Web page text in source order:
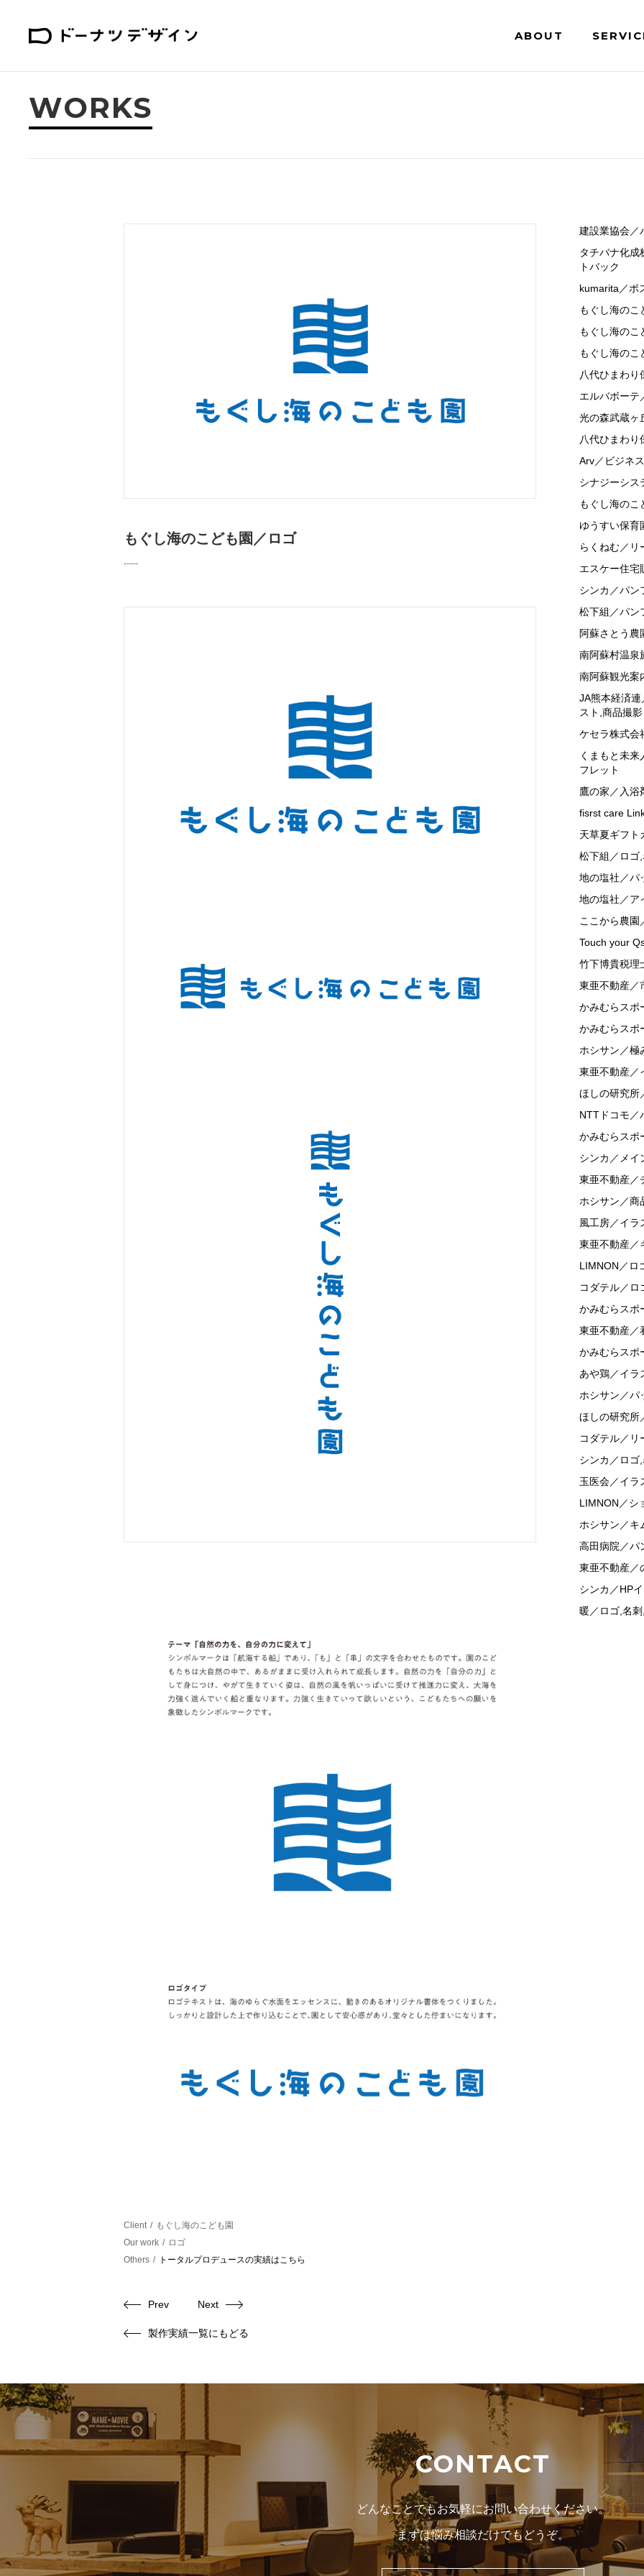
ABOUT
WORKS
もぐし海のこども園／ロゴ
-----
Client
もぐし海のこども園
Our work
ロゴ
Others
トータルプロデュースの実績はこちら
Prev Next
製作実績一覧にもどる
建設業協会／
タチバナ化成
トバック
kumarita／ポ
もぐし海のこ
もぐし海のこ
もぐし海のこ
八代ひまわり
エルバボーテ
光の森武蔵ヶ
八代ひまわり
Arv／ビジネ
シナジーシス
もぐし海のこ
ゆうすい保育
らくねむ／リ
エスケー住宅
シンカ／パン
松下組／パン
阿蘇さとう農
南阿蘇村温泉
南阿蘇観光案
JA熊本経済
スト,商品撮影
ケセラ株式会
くまもと未
フレット
鷹の家／入浴
fisrst care
天草夏ギフト
松下組／ロゴ
地の塩社／
地の塩社／ア
ここから農園
Touch your
竹下博貴税理
東亜不動産／
かみむらスポ
かみむらスポ
ホシサン／極
東亜不動産／
ほしの研究所
NTTドコモ／
かみむらスポ
シンカ／メイ
東亜不動産／
ホシサン／商
風工房／イラ
東亜不動産／
LIMNON／ロ
コダテル／ロ
かみむらスポ
東亜不動産／
かみむらスポ
あや鶏／イラ
ホシサン／パ
ほしの研究所
コダテル／リ
シンカ／ロゴ
玉医会／イラ
LIMNON／シ
ホシサン／キ
高田病院／パ
東亜不動産／
シンカ／HP
暖／ロゴ,名
CONTACT
どんなことでもお気軽にお問い合わせください。
まずは悩み相談だけでもどうぞ。